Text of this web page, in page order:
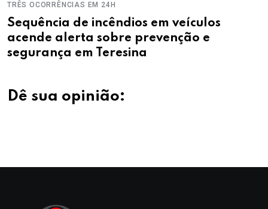
TRÊS OCORRÊNCIAS EM 24H
Sequência de incêndios em veículos
acende alerta sobre prevenção e
segurança em Teresina
Dê sua opinião: